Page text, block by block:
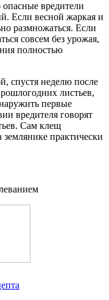
вредители
Если весной жаркая и
размножаться. Если
совсем без урожая,
полностью
спустя неделю после
листьев,
первые
вредителя говорят
Сам клещ
землянике практически